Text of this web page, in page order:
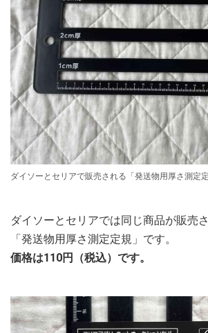
ダイソーとセリアで販売される「発送物用厚さ測定定
ダイソーとセリアでは同じ商品が販売
「発送物用厚さ測定定規」です。
価格は110円（税込）です。